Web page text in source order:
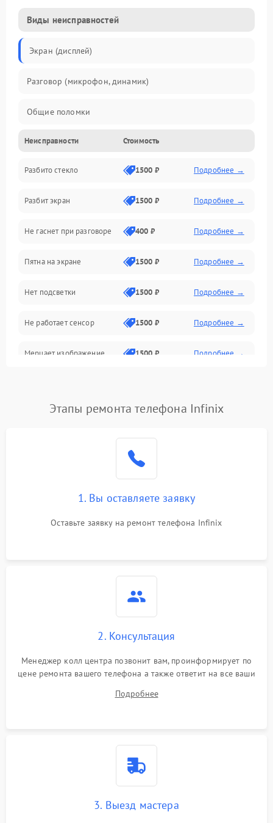
Виды неисправностей
Экран (дисплей)
Разговор (микрофон, динамик)
Общие поломки
Проблемы связи
Камеры
Проблемы с дисплеем и сенсором
Зарядка
Проблемы с питанием, зарядкой и аккумулятором
Проблемы с работой системы, корпусом и другие
Неисправности Стоимость
Разбито стекло 1500 ₽ Подробнее →
Разбит экран 1500 ₽ Подробнее →
Не гаснет при разговоре 400 ₽ Подробнее →
Пятна на экране 1500 ₽ Подробнее →
Нет подсветки 1500 ₽ Подробнее →
Не работает сенсор 1500 ₽ Подробнее →
Мерцает изображение 1500 ₽ Подробнее →
Не работает Face ID 4000 ₽ Подробнее →
Этапы ремонта телефона Infinix
1. Вы оставляете заявку
Оставьте заявку на ремонт телефона Infinix
2. Консультация
Менеджер колл центра позвонит вам, проинформирует по
цене ремонта вашего телефона а также ответит на все ваши
Подробнее
3. Выезд мастера